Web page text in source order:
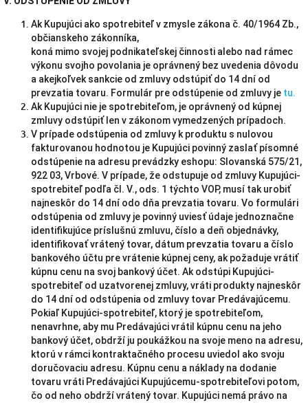
Ak Kupujúci ako spotrebiteľ v zmysle zákona č. 40/1964 Zb.,
občianskeho zákonníka,
koná mimo svojej podnikateľskej činnosti alebo nad rámec
výkonu svojho povolania je oprávnený bez uvedenia dôvodu
a akejkoľvek sankcie od zmluvy odstúpiť do 14 dní od
prevzatia tovaru. Formulár pre odstúpenie od zmluvy je tu.
Ak Kupujúci nie je spotrebiteľom, je oprávnený od kúpnej
zmluvy odstúpiť len v zákonom vymedzených prípadoch.
V prípade odstúpenia od zmluvy k produktu s nulovou
fakturovanou hodnotou je Kupujúci povinný zaslať písomné
odstúpenie na adresu prevádzky eshopu: Slovanská 575/21,
922 03, Vrbové. V prípade, že odstupuje od zmluvy Kupujúci-
spotrebiteľ podľa čl. V., ods. 1 týchto VOP, musí tak urobiť
najneskôr do 14 dní odo dňa prevzatia tovaru. Vo formulári
odstúpenia od zmluvy je povinný uviesť údaje jednoznačne
identifikujúce príslušnú zmluvu, číslo a deň objednávky,
identifikovať vrátený tovar, dátum prevzatia tovaru a číslo
bankového účtu pre vrátenie kúpnej ceny, ak požaduje vrátiť
kúpnu cenu na svoj bankový účet. Ak odstúpi Kupujúci-
spotrebiteľ od uzatvorenej zmluvy, vráti produkty najneskôr
do 14 dní od odstúpenia od zmluvy tovar Predávajúcemu.
Pokiaľ Kupujúci-spotrebiteľ, ktorý je spotrebiteľom,
nenavrhne, aby mu Predávajúci vrátil kúpnu cenu na jeho
bankový účet, obdrží ju poukážkou na svoje meno na adresu,
ktorú v rámci kontraktačného procesu uviedol ako svoju
doručovaciu adresu. Kúpnu cenu a náklady na dodanie
tovaru vráti Predávajúci Kupujúcemu-spotrebiteľovi potom,
čo od neho obdrží vrátený tovar. Kupujúci nemá právo na